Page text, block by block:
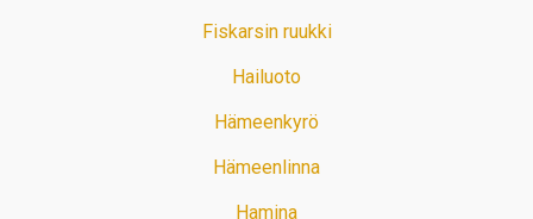
Fiskarsin ruukki
Hailuoto
Hämeenkyrö
Hämeenlinna
Hamina